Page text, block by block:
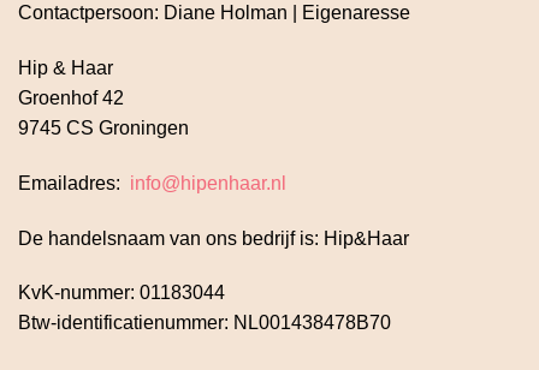
Contactpersoon: Diane Holman | Eigenaresse
Hip & Haar
Groenhof 42
9745 CS Groningen
Emailadres: info@hipenhaar.nl
De handelsnaam van ons bedrijf is: Hip&Haar
KvK-nummer: 01183044
Btw-identificatienummer: NL001438478B70